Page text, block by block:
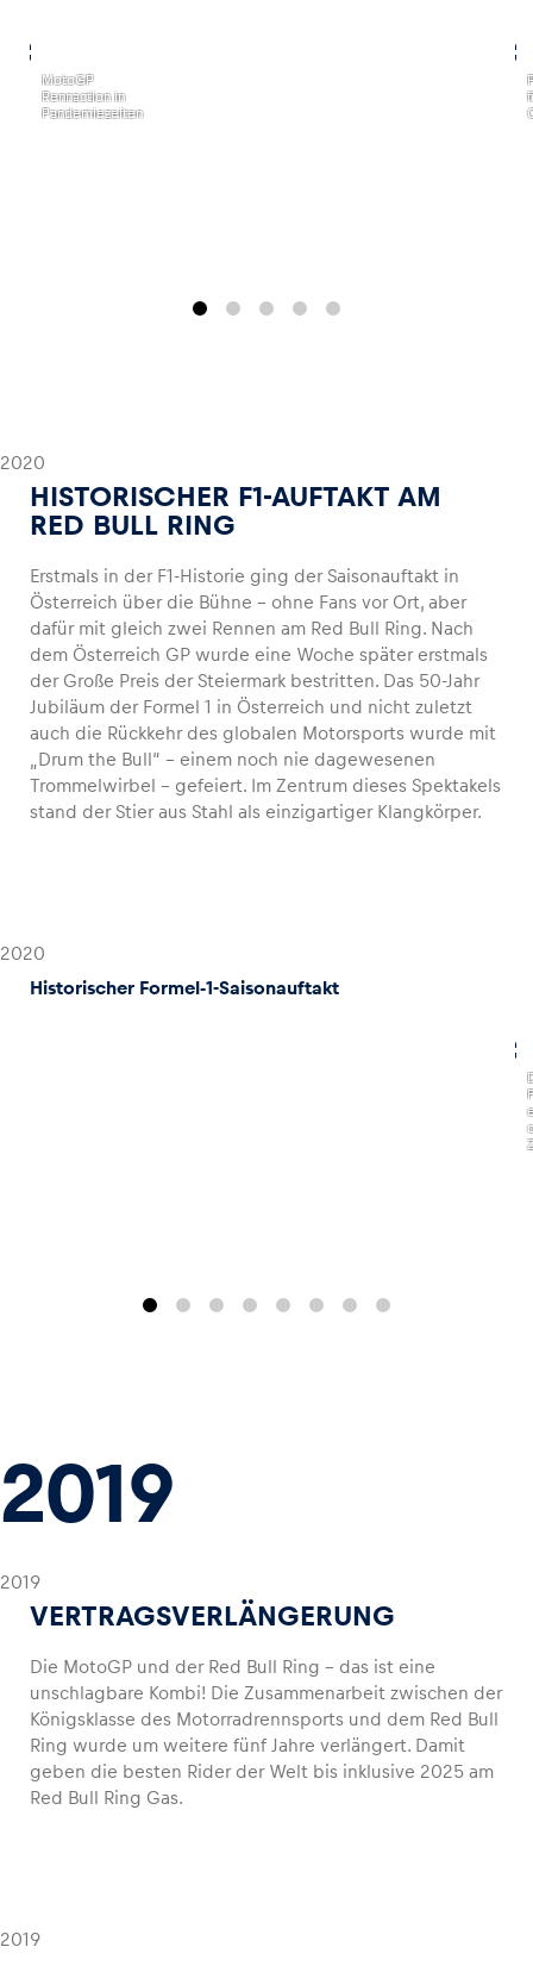
,MotoGP
Rennaction in
Pandemiezeiten
,
2020
HISTORISCHER F1-AUFTAKT AM
RED BULL RING
Erstmals in der F1-Historie ging der Saisonauftakt in
Österreich über die Bühne – ohne Fans vor Ort, aber
dafür mit gleich zwei Rennen am Red Bull Ring. Nach
dem Österreich GP wurde eine Woche später erstmals
der Große Preis der Steiermark bestritten. Das 50-Jahr
Jubiläum der Formel 1 in Österreich und nicht zuletzt
auch die Rückkehr des globalen Motorsports wurde mit
„Drum the Bull“ – einem noch nie dagewesenen
Trommelwirbel – gefeiert. Im Zentrum dieses Spektakels
stand der Stier aus Stahl als einzigartiger Klangkörper.
2020
Historischer Formel-1-Saisonauftakt
,
2019
2019
VERTRAGSVERLÄNGERUNG
Die MotoGP und der Red Bull Ring – das ist eine
unschlagbare Kombi! Die Zusammenarbeit zwischen der
Königsklasse des Motorradrennsports und dem Red Bull
Ring wurde um weitere fünf Jahre verlängert. Damit
geben die besten Rider der Welt bis inklusive 2025 am
Red Bull Ring Gas.
2019